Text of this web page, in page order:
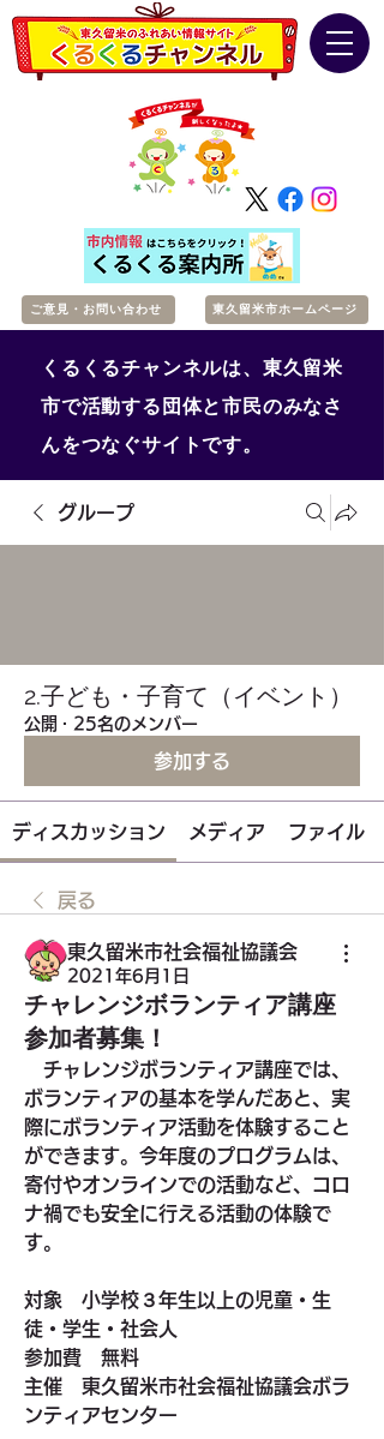
ご意見・お問い合わせ 東久留米市ホームページ
くるくるチャンネルは、東久留米
市で活動する団体と市民のみなさ
んをつなぐサイトです。
グループ
2.子ども・子育て（イベント）
公開 · 25名のメンバー
参加する
ディスカッション メディア ファイル
戻る
東久留米市社会福祉協議会
2021年6月1日
チャレンジボランティア講座
参加者募集！
チャレンジボランティア講座では、
ボランティアの基本を学んだあと、実
際にボランティア活動を体験すること
ができます。今年度のプログラムは、
寄付やオンラインでの活動など、コロ
ナ禍でも安全に行える活動の体験で
す。
対象　小学校３年生以上の児童・生
徒・学生・社会人
参加費　無料
主催　東久留米市社会福祉協議会ボラ
ンティアセンター